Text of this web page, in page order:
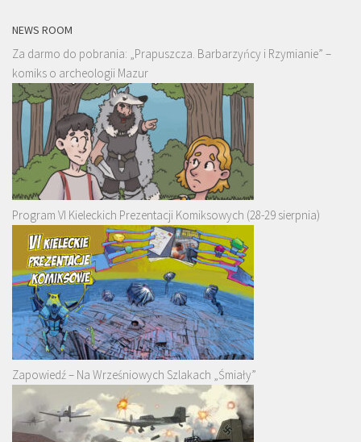
NEWS ROOM
Za darmo do pobrania: „Prapuszcza. Barbarzyńcy i Rzymianie” –
komiks o archeologii Mazur
Program VI Kieleckich Prezentacji Komiksowych (28-29 sierpnia)
Zapowiedź – Na Wrześniowych Szlakach „Śmiały”